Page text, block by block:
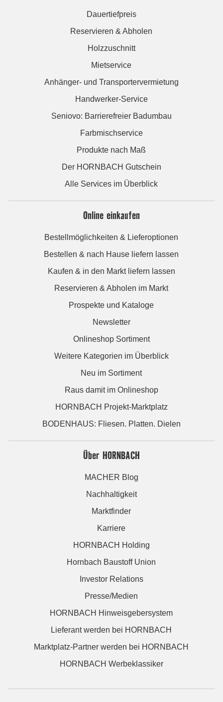
Dauertiefpreis
Reservieren & Abholen
Holzzuschnitt
Mietservice
Anhänger- und Transportervermietung
Handwerker-Service
Seniovo: Barrierefreier Badumbau
Farbmischservice
Produkte nach Maß
Der HORNBACH Gutschein
Alle Services im Überblick
Online einkaufen
Bestellmöglichkeiten & Lieferoptionen
Bestellen & nach Hause liefern lassen
Kaufen & in den Markt liefern lassen
Reservieren & Abholen im Markt
Prospekte und Kataloge
Newsletter
Onlineshop Sortiment
Weitere Kategorien im Überblick
Neu im Sortiment
Raus damit im Onlineshop
HORNBACH Projekt-Marktplatz
BODENHAUS: Fliesen. Platten. Dielen
Über HORNBACH
MACHER Blog
Nachhaltigkeit
Marktfinder
Karriere
HORNBACH Holding
Hornbach Baustoff Union
Investor Relations
Presse/Medien
HORNBACH Hinweisgebersystem
Lieferant werden bei HORNBACH
Marktplatz-Partner werden bei HORNBACH
HORNBACH Werbeklassiker